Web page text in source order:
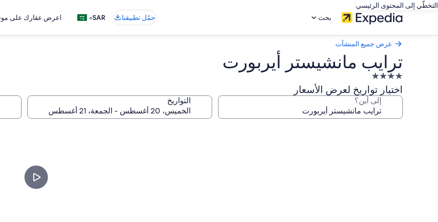
التخطّي إلى المحتوى الرئيسي
بحث
حمّل تطبيقنا SAR
• اعرض عقارك على
عرض جميع المنشآت
ترايب مانشيستر أيربورت
منشأة
فندقية
مصنفة
4.0
اختيار تواريخ لعرض الأسعار
إلى أين؟ التواريخ